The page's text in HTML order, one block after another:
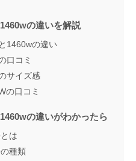
の違いを解説
1460wの違い
口コミ
サイズ感
の口コミ
の違いがわかったら
は
種類